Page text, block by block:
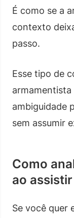
É como se a
contexto
passo.
Esse tipo de
armamentista
ambiguidade
sem assumir
Como
ao assistir
Se você quer